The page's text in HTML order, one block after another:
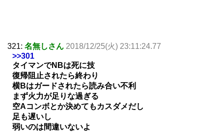
321: 名無しさん 2018/12/25(火) 23:11:24.77
>>301
タイマンでNBは死に技
復帰阻止されたら終わり
横Bはガードされたら読み合い不利
まず火力が足りな過ぎる
空Aコンボとか決めてもカスダメだし
足も遅いし
弱いのは間違いないよ